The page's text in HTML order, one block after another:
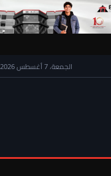
الجمعة، 7 أغسطس 2026